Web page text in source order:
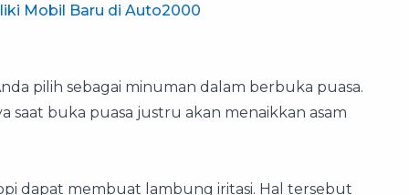
Mobil Baru di Auto2000
pilih sebagai minuman dalam berbuka puasa.
buka puasa justru akan menaikkan asam
dapat membuat lambung iritasi. Hal tersebut